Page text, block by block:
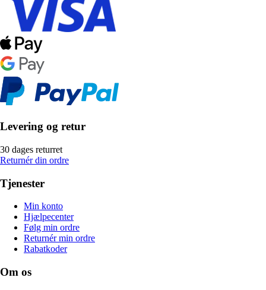
Levering og retur
30 dages returret
Returnér din ordre
Tjenester
Min konto
Hjælpecenter
Følg min ordre
Returnér min ordre
Rabatkoder
Om os